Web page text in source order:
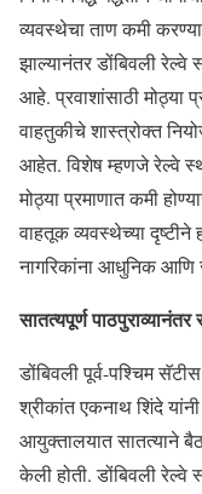
व्यवस्थेचा ताण कमी
झाल्यानंतर डोंबिवली रेल्वे
आहे. प्रवाशांसाठी मोठ्या
वाहतुकीचे शास्त्रोक्त
आहेत. विशेष म्हणजे रेल्वे
मोठ्या प्रमाणात कमी
वाहतूक व्यवस्थेच्या
नागरिकांना आधुनिक आणि
सातत्यपूर्ण
डोंबिवली पूर्व-पश्चिम
श्रीकांत एकनाथ शिंदे
आयुक्तालयात सातत्याने
केली होती. डोंबिवली रेल्वे